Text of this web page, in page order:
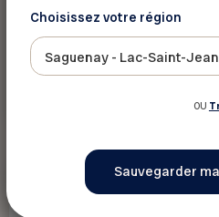
Restaurant
Choisissez votre région
OU